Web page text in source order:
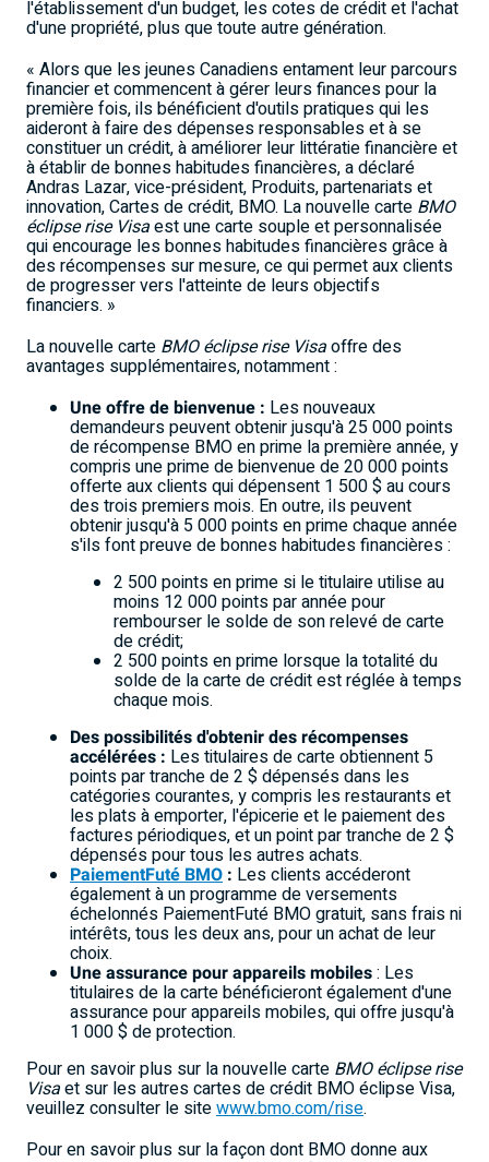
l'établissement d'un budget, les cotes de crédit et l'achat
d'une propriété, plus que toute autre génération.
« Alors que les jeunes Canadiens entament leur parcours
financier et commencent à gérer leurs finances pour la
première fois, ils bénéficient d'outils pratiques qui les
aideront à faire des dépenses responsables et à se
constituer un crédit, à améliorer leur littératie financière et
à établir de bonnes habitudes financières, a déclaré
Andras Lazar, vice-président, Produits, partenariats et
innovation, Cartes de crédit, BMO. La nouvelle carte BMO
éclipse rise Visaest une carte souple et personnalisée
qui encourage les bonnes habitudes financières grâce à
des récompenses sur mesure, ce qui permet aux clients
de progresser vers l'atteinte de leurs objectifs
financiers. »
La nouvelle carte BMO éclipse rise Visaoffre des
avantages supplémentaires, notamment :
Une offre de bienvenue : Les nouveaux
demandeurs peuvent obtenir jusqu'à 25 000 points
de récompense BMO en prime la première année, y
compris une prime de bienvenue de 20 000 points
offerte aux clients qui dépensent 1 500 $ au cours
des trois premiers mois. En outre, ils peuvent
obtenir jusqu'à 5 000 points en prime chaque année
s'ils font preuve de bonnes habitudes financières :
2 500 points en prime si le titulaire utilise au
moins 12 000 points par année pour
rembourser le solde de son relevé de carte
de crédit;
2 500 points en prime lorsque la totalité du
solde de la carte de crédit est réglée à temps
chaque mois.
Des possibilités d'obtenir des récompenses
accélérées : Les titulaires de carte obtiennent 5
points par tranche de 2 $ dépensés dans les
catégories courantes, y compris les restaurants et
les plats à emporter, l'épicerie et le paiement des
factures périodiques, et un point par tranche de 2 $
dépensés pour tous les autres achats.
PaiementFuté BMO : Les clients accéderont
également à un programme de versements
échelonnés PaiementFuté BMO gratuit, sans frais ni
intérêts, tous les deux ans, pour un achat de leur
choix.
Une assurance pour appareils mobiles: Les
titulaires de la carte bénéficieront également d'une
assurance pour appareils mobiles, qui offre jusqu'à
1 000 $ de protection.
Pour en savoir plus sur la nouvelle carte BMO éclipse rise
Visaet sur les autres cartes de crédit BMO éclipse Visa,
veuillez consulter le sitewww.bmo.com/rise.
Pour en savoir plus sur la façon dont BMO donne aux